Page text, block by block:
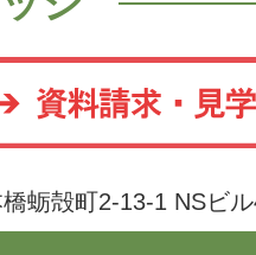
蛎殻町2-13-1 NSビ